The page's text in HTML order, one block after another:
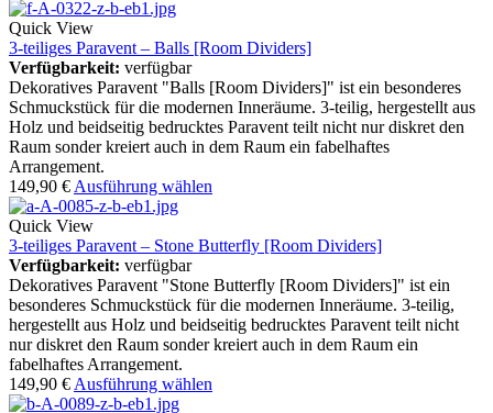
Quick View
3-teiliges Paravent – Balls [Room Dividers]
Verfügbarkeit: verfügbar
Dekoratives Paravent "Balls [Room Dividers]" ist ein besonderes
Schmuckstück für die modernen Inneräume. 3-teilig, hergestellt aus
Holz und beidseitig bedrucktes Paravent teilt nicht nur diskret den
Raum sonder kreiert auch in dem Raum ein fabelhaftes
Arrangement.
149,90 € Ausführung wählen
Quick View
3-teiliges Paravent – Stone Butterfly [Room Dividers]
Verfügbarkeit: verfügbar
Dekoratives Paravent "Stone Butterfly [Room Dividers]" ist ein
besonderes Schmuckstück für die modernen Inneräume. 3-teilig,
hergestellt aus Holz und beidseitig bedrucktes Paravent teilt nicht
nur diskret den Raum sonder kreiert auch in dem Raum ein
fabelhaftes Arrangement.
149,90 € Ausführung wählen